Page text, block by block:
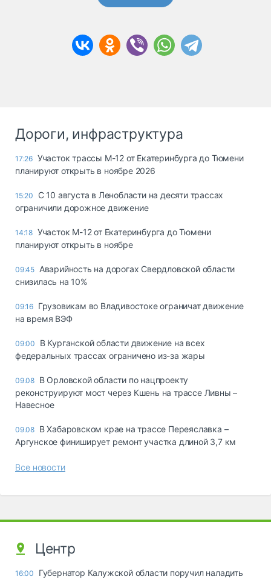
Дороги, инфраструктура
17:26 Участок трассы М-12 от Екатеринбурга до Тюмени
планируют открыть в ноябре 2026
15:20
С 10 августа в Ленобласти на десяти трассах
ограничили дорожное движение
14:18 Участок М-12 от Екатеринбурга до Тюмени
планируют открыть в ноябре
09:45 Аварийность на дорогах Свердловской области
снизилась на 10%
09:16 Грузовикам во Владивостоке ограничат движение
на время ВЭФ
09:00
В Курганской области движение на всех
федеральных трассах ограничено из-за жары
09.08 В Орловской области по нацпроекту
реконструируют мост через Кшень на трассе Ливны –
Навесное
09.08 В Хабаровском крае на трассе Переяславка –
Аргунское финиширует ремонт участка длиной 3,7 км
Все новости
Центр
16:00
Губернатор Калужской области поручил наладить